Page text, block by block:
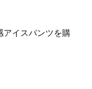
アイスパンツを購